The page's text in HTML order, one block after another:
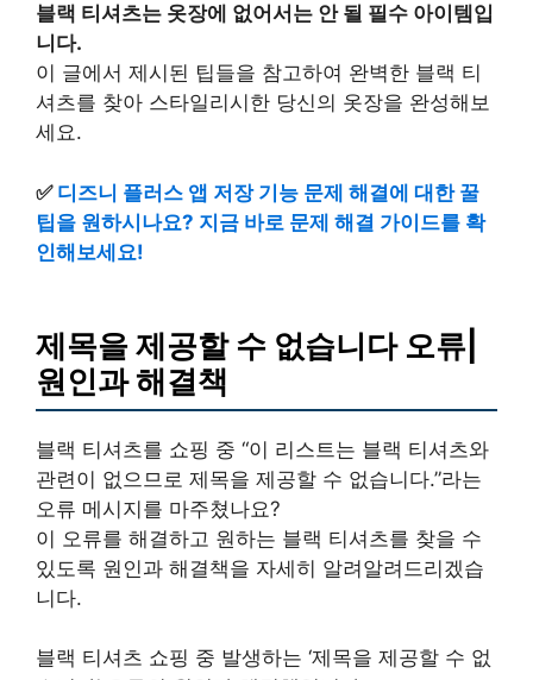
블랙 티셔츠는 옷장에 없어서는 안 될 필수 아이템입
니다.
이 글에서 제시된 팁들을 참고하여 완벽한 블랙 티
셔츠를 찾아 스타일리시한 당신의 옷장을 완성해보
세요.
✅ 디즈니 플러스 앱 저장 기능 문제 해결에 대한 꿀
팁을 원하시나요? 지금 바로 문제 해결 가이드를 확
인해보세요!
제목을 제공할 수 없습니다 오류|
원인과 해결책
블랙 티셔츠를 쇼핑 중 “이 리스트는 블랙 티셔츠와
관련이 없으므로 제목을 제공할 수 없습니다.”라는
오류 메시지를 마주쳤나요?
이 오류를 해결하고 원하는 블랙 티셔츠를 찾을 수
있도록 원인과 해결책을 자세히 알려알려드리겠습
니다.
블랙 티셔츠 쇼핑 중 발생하는 ‘제목을 제공할 수 없